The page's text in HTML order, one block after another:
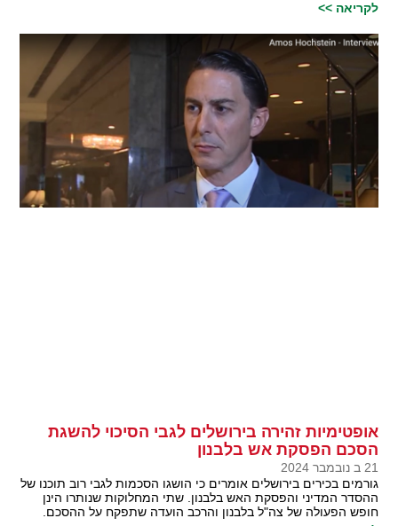
לקריאה >>
אופטימיות זהירה בירושלים לגבי הסיכוי להשגת
הסכם הפסקת אש בלבנון
21 ב נובמבר 2024
גורמים בכירים בירושלים אומרים כי הושגו הסכמות לגבי רוב תוכנו של
ההסדר המדיני והפסקת האש בלבנון. שתי המחלוקות שנותרו הינן
חופש הפעולה של צה"ל בלבנון והרכב הועדה שתפקח על ההסכם.